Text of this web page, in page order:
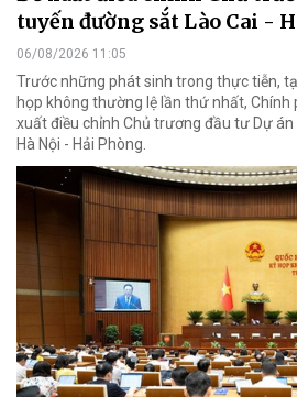
tuyến đường sắt Lào Cai -
06/08/2026 11:05
Trước những phát sinh trong thực tiễn,
họp không thường lệ lần thứ nhất, Chính
xuất điều chỉnh Chủ trương đầu tư Dự
Hà Nội - Hải Phòng.